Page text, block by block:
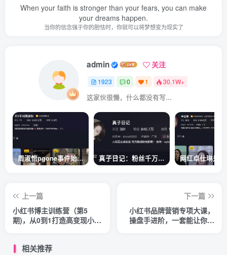
When your faith is stronger than your fears, you can make
your dreams happen.
当你的信念强于你的胆怯时，你就可以将梦想变为现实了
admin 关注
1923 0 1 30.1W+
这家伙很懒，什么都没有写...
周淑怡pgone事件始末，周淑怡现状 真子日记：粉丝千万的真子日记是最懂反转的网红吗？
上一篇
小红书博主训练营（第5
期)，从0到1打造高变现小红
下一篇
小红书品牌营销专项大课，
操盘手进阶，一套能让你提
相关推荐